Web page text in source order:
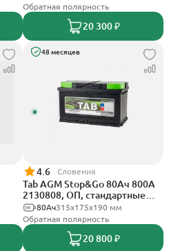
Обратная полярность
20 300 ₽
48 месяцев
4.6 Словения
Tab AGM Stop&Go 80Ач 800А
2130808, ОП, стандартные
клеммы315x175x190 мм
80Ач
Обратная полярность
20 800 ₽